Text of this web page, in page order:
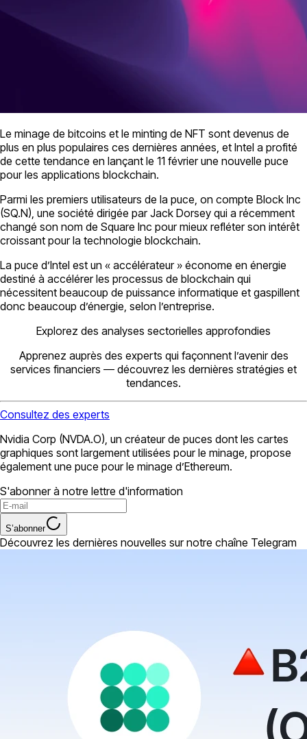
Le minage de bitcoins et le minting de NFT sont devenus de
plus en plus populaires ces dernières années, et Intel a profité
de cette tendance en lançant le 11 février une nouvelle puce
pour les applications blockchain.
Parmi les premiers utilisateurs de la puce, on compte Block Inc
(SQ.N), une société dirigée par Jack Dorsey qui a récemment
changé son nom de Square Inc pour mieux refléter son intérêt
croissant pour la technologie blockchain.
La puce d’Intel est un « accélérateur » économe en énergie
destiné à accélérer les processus de blockchain qui
nécessitent beaucoup de puissance informatique et gaspillent
donc beaucoup d’énergie, selon l’entreprise.
Explorez des analyses sectorielles approfondies
Apprenez auprès des experts qui façonnent l’avenir des
services financiers — découvrez les dernières stratégies et
tendances.
Consultez des experts
Nvidia Corp (NVDA.O), un créateur de puces dont les cartes
graphiques sont largement utilisées pour le minage, propose
également une puce pour le minage d’Ethereum.
S'abonner à notre lettre d'information
S’abonner
Découvrez les dernières nouvelles sur notre chaîne Telegram